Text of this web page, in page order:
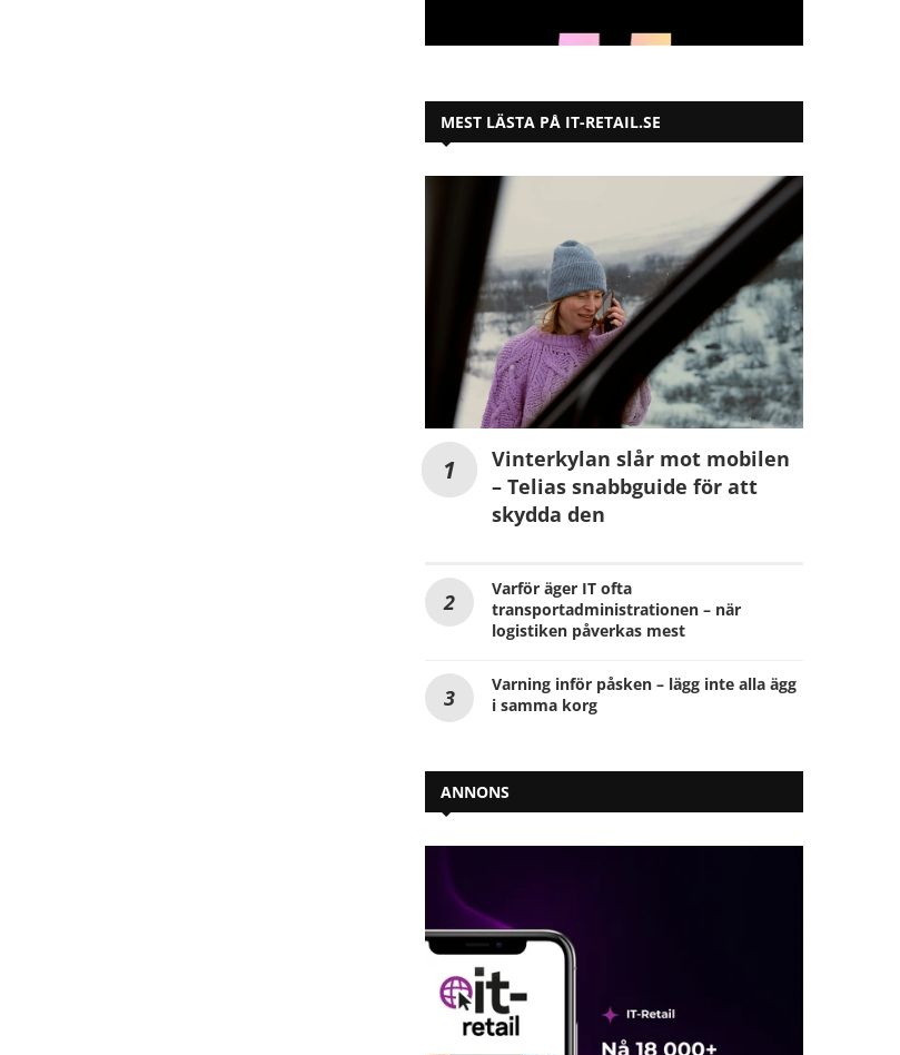
MEST LÄSTA PÅ IT-RETAIL.SE
Vinterkylan slår mot mobilen
– Telias snabbguide för att
skydda den
Varför äger IT ofta
transportadministrationen – när
logistiken påverkas mest
Varning inför påsken – lägg inte alla ägg
i samma korg
ANNONS